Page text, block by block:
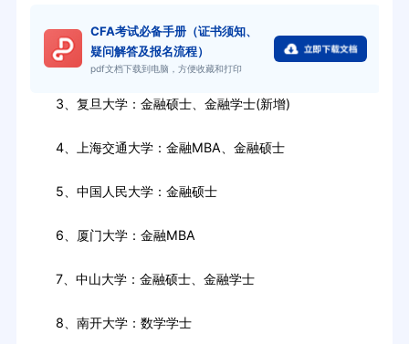
CFA考试必备手册（证书须知、
疑问解答及报名流程）
pdf文档下载到电脑，方便收藏和打印
3、复旦大学：金融硕士、金融学士(新增)
4、上海交通大学：金融MBA、金融硕士
5、中国人民大学：金融硕士
6、厦门大学：金融MBA
7、中山大学：金融硕士、金融学士
8、南开大学：数学学士